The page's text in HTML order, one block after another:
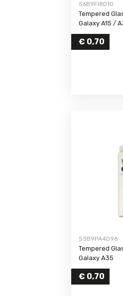
S6B9FI8D10
Tempered
Galaxy A15 /
€ 0,70
S3B9PA4D96
Tempered
Galaxy A35
€ 0,70